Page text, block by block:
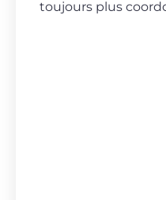
toujours plus